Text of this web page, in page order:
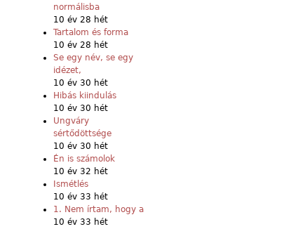
normálisba
10 év 28 hét
Tartalom és forma
10 év 28 hét
Se egy név, se egy
idézet,
10 év 30 hét
Hibás kiindulás
10 év 30 hét
Ungváry
sértődöttsége
10 év 30 hét
Én is számolok
10 év 32 hét
Ismétlés
10 év 33 hét
1. Nem írtam, hogy a
10 év 33 hét